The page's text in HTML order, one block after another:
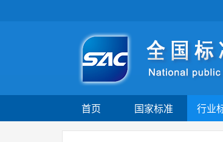
首页 国家标准 行业